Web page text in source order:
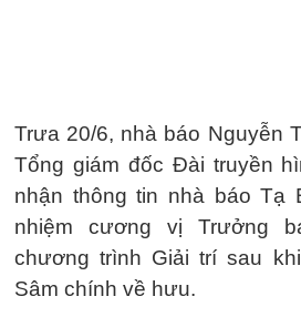
Trưa 20/6, nhà báo Nguyễn
Tổng giám đốc Đài truyền
nhận thông tin nhà báo Tạ
nhiệm cương vị Trưởng
chương trình Giải trí sau
Sâm chính về hưu.